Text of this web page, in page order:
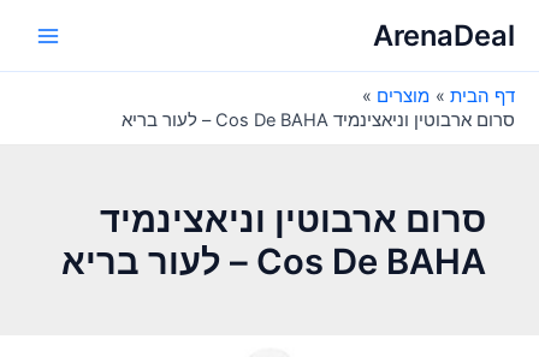
לתוכןArenaDeal
דף הבית
מוצרים
סרום ארבוטין וניאצינמיד Cos De BAHA – לעור בריא
סרום ארבוטין וניאצינמיד
Cos De BAHA – לעור בריא